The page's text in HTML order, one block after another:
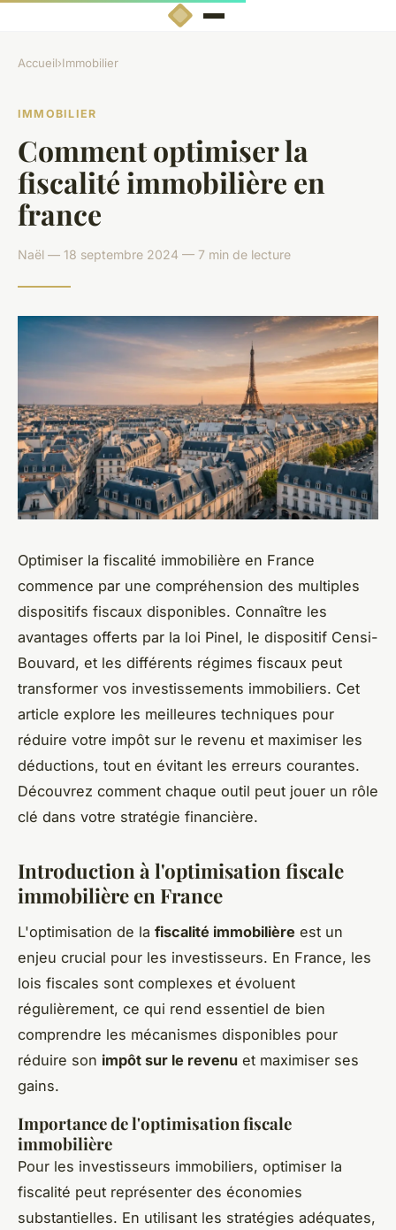
Accueil›Immobilier
IMMOBILIER
Comment optimiser la
fiscalité immobilière en
france
Naël — 18 septembre 2024 — 7 min de lecture
Optimiser la fiscalité immobilière en France
commence par une compréhension des multiples
dispositifs fiscaux disponibles. Connaître les
avantages offerts par la loi Pinel, le dispositif Censi-
Bouvard, et les différents régimes fiscaux peut
transformer vos investissements immobiliers. Cet
article explore les meilleures techniques pour
réduire votre impôt sur le revenu et maximiser les
déductions, tout en évitant les erreurs courantes.
Découvrez comment chaque outil peut jouer un rôle
clé dans votre stratégie financière.
Introduction à l'optimisation fiscale
immobilière en France
L'optimisation de la fiscalité immobilière est un
enjeu crucial pour les investisseurs. En France, les
lois fiscales sont complexes et évoluent
régulièrement, ce qui rend essentiel de bien
comprendre les mécanismes disponibles pour
réduire son impôt sur le revenu et maximiser ses
gains.
Importance de l'optimisation fiscale
immobilière
Pour les investisseurs immobiliers, optimiser la
fiscalité peut représenter des économies
substantielles. En utilisant les stratégies adéquates,